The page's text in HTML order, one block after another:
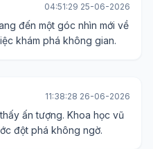
04:51:29 25-06-2026
đến một góc nhìn mới về
khám phá không gian.
11:38:28 26-06-2026
ấn tượng. Khoa học vũ
đột phá không ngờ.